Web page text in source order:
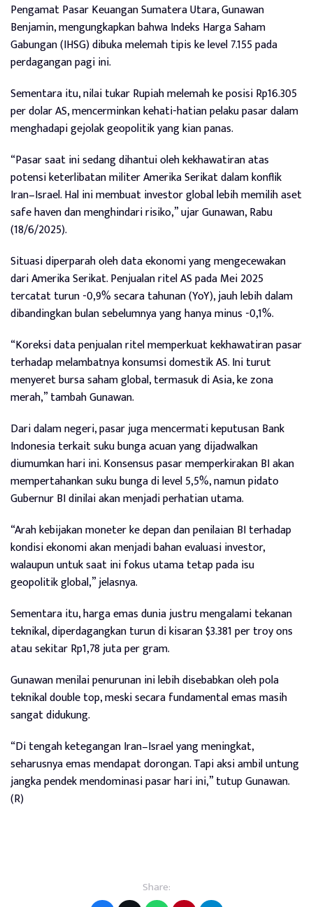
Pengamat Pasar Keuangan Sumatera Utara, Gunawan
Benjamin, mengungkapkan bahwa Indeks Harga Saham
Gabungan (IHSG) dibuka melemah tipis ke level 7.155 pada
perdagangan pagi ini.
Sementara itu, nilai tukar Rupiah melemah ke posisi Rp16.305
per dolar AS, mencerminkan kehati-hatian pelaku pasar dalam
menghadapi gejolak geopolitik yang kian panas.
“Pasar saat ini sedang dihantui oleh kekhawatiran atas
potensi keterlibatan militer Amerika Serikat dalam konflik
Iran–Israel. Hal ini membuat investor global lebih memilih aset
safe haven dan menghindari risiko,” ujar Gunawan, Rabu
(18/6/2025).
Situasi diperparah oleh data ekonomi yang mengecewakan
dari Amerika Serikat. Penjualan ritel AS pada Mei 2025
tercatat turun -0,9% secara tahunan (YoY), jauh lebih dalam
dibandingkan bulan sebelumnya yang hanya minus -0,1%.
“Koreksi data penjualan ritel memperkuat kekhawatiran pasar
terhadap melambatnya konsumsi domestik AS. Ini turut
menyeret bursa saham global, termasuk di Asia, ke zona
merah,” tambah Gunawan.
Dari dalam negeri, pasar juga mencermati keputusan Bank
Indonesia terkait suku bunga acuan yang dijadwalkan
diumumkan hari ini. Konsensus pasar memperkirakan BI akan
mempertahankan suku bunga di level 5,5%, namun pidato
Gubernur BI dinilai akan menjadi perhatian utama.
“Arah kebijakan moneter ke depan dan penilaian BI terhadap
kondisi ekonomi akan menjadi bahan evaluasi investor,
walaupun untuk saat ini fokus utama tetap pada isu
geopolitik global,” jelasnya.
Sementara itu, harga emas dunia justru mengalami tekanan
teknikal, diperdagangkan turun di kisaran $3.381 per troy ons
atau sekitar Rp1,78 juta per gram.
Gunawan menilai penurunan ini lebih disebabkan oleh pola
teknikal double top, meski secara fundamental emas masih
sangat didukung.
“Di tengah ketegangan Iran–Israel yang meningkat,
seharusnya emas mendapat dorongan. Tapi aksi ambil untung
jangka pendek mendominasi pasar hari ini,” tutup Gunawan.
(R)
Share: